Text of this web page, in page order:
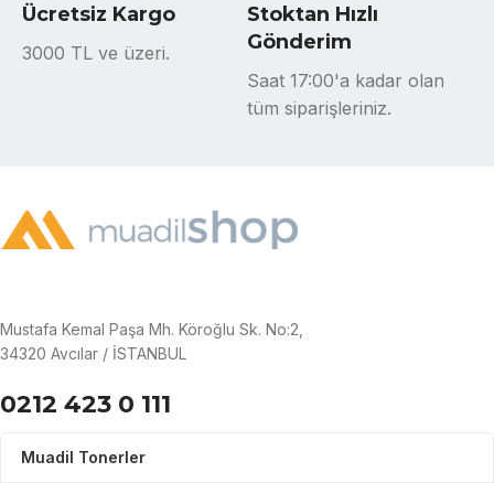
Ücretsiz Kargo
3000 TL ve üzeri.
Stoktan Hızlı
Gönderim
Saat 17:00'a kadar olan
tüm siparişleriniz.
Mustafa Kemal Paşa Mh. Köroğlu Sk. No:2,
34320 Avcılar / İSTANBUL
0212 423 0 111
Muadil Tonerler